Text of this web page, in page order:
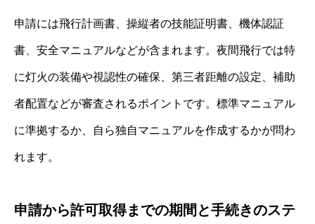
申請には飛行計画書、操縦者の技能証明書、機体認証
書、安全マニュアルなどが含まれます。夜間飛行では特
に灯火の装備や視認性の確保、第三者距離の設定、補助
者配置などが審査されるポイントです。標準マニュアル
に準拠するか、自ら独自マニュアルを作成するかが問わ
れます。
申請から許可取得までの期間と手続きのステ